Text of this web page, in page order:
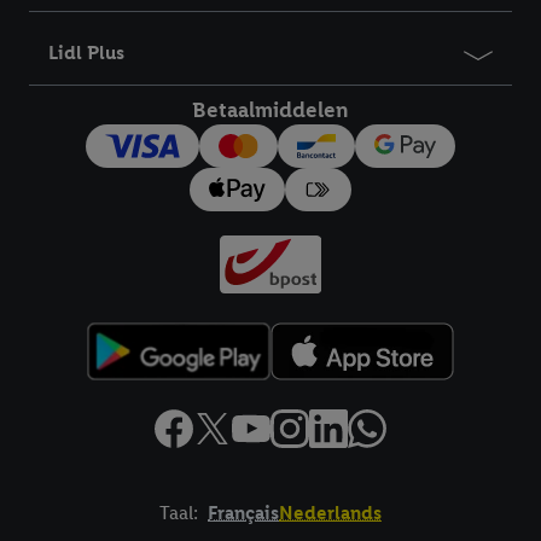
Lidl Plus
Betaalmiddelen
Taal: FrançaisNederlands
bewaartermijn van de gegevens en uw recht om uw
toestemming te allen tijde met vooruitwerkende kracht in te